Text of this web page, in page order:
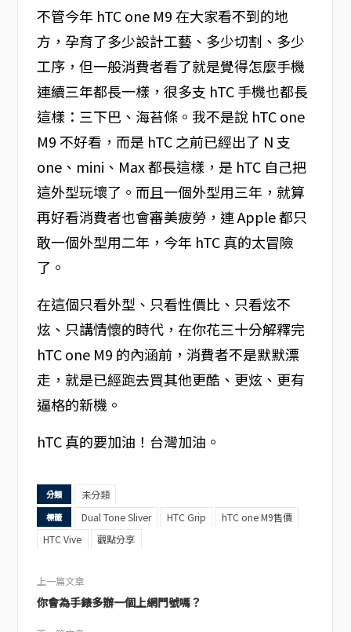
不管今年 hTC one M9 在大家看不到的地
方，孕育了多少設計工藝、多少切割、多少
工序，但一般消費者看了就是覺得怎麼手機
連續三年都長一樣，很多支 hTC 手機也都長
這樣：三下巴、海苔條。我不是說 hTC one
M9 不好看，而是 hTC 之前已經出了 N 支
one、mini、Max 都長這樣，是 hTC 自己把
這外型玩壞了。而且一個外型用三年，就算
再好看消費者也會審美疲勞，連 Apple 都只
敢一個外型用二年，今年 hTC 真的太冒險
了。
在這個只看外型、只看性價比、只看炫不
炫、只講情懷的時代，在你花三十分解釋完
hTC one M9 的內涵前，消費者不是默默漂
走，就是已經跑去買其他更酷、更炫、更有
逼格的新機。
hTC 真的要加油！台灣加油。
分類 未分類
標籤 Dual Tone Sliver HTC Grip
hTC one M9售價
HTC Vive
觀點分享
上一篇文章
你會為手錶多辦一個上網門號嗎？